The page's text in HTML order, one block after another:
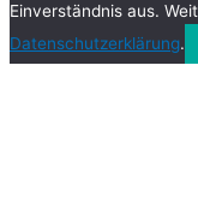
Einverständnis aus.
Datenschutzerklärung.